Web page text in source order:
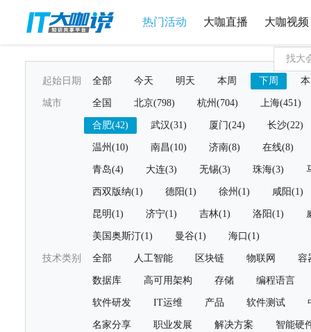
热门活动 大咖直播 大咖视频
起始日期 全部 今天 明天 本周 下周
城市 全国 北京(798) 杭州(704) 上海(451)
合肥(42) 武汉(31) 厦门(24) 长沙(22)
温州(10) 南昌(10) 济南(8) 在线(8)
青岛(4) 大连(3) 无锡(3) 珠海(3)
西双版纳(1) 德阳(1) 徐州(1) 咸阳(1)
昆明(1) 济宁(1) 吉林(1) 洛阳(1)
美国奥斯汀(1) 曼谷(1) 海口(1)
技术类别 全部 人工智能 区块链 物联网 容
数据库 高可用架构 存储 编程语言
软件研发 IT运维 产品 软件测试
名家分享 职业发展 解决方案 智能硬